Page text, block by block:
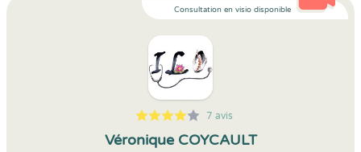
Consultation en visio disponible
5
1
4
7 7 avis
Véronique COYCAULT